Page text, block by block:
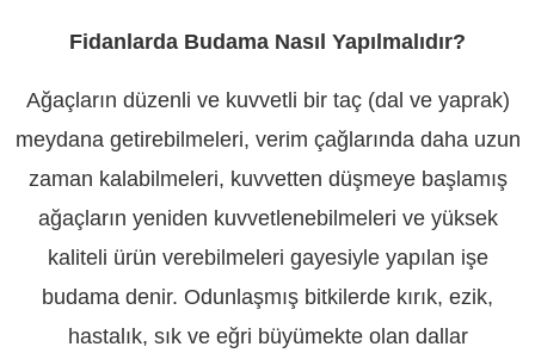
Fidanlarda Budama Nasıl Yapılmalıdır?
Ağaçların düzenli ve kuvvetli bir taç (dal ve yaprak)
meydana getirebilmeleri, verim çağlarında daha uzun
zaman kalabilmeleri, kuvvetten düşmeye başlamış
ağaçların yeniden kuvvetlenebilmeleri ve yüksek
kaliteli ürün verebilmeleri gayesiyle yapılan işe
budama denir. Odunlaşmış bitkilerde kırık, ezik,
hastalık, sık ve eğri büyümekte olan dallar